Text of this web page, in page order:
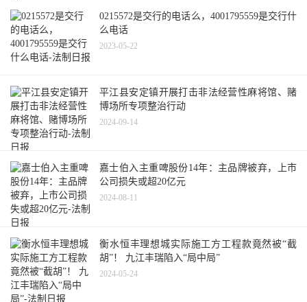
0215572是交行的电话么，4001795559是交行什
么电话
2023-05-22
平江县安定镇开展打击非法经营性麻将馆、赌
博场所专项整治行动
2024-09-14
嘉士伯入主重啤股份14年：主品牌被弃，上市
公司损失或超20亿元
2024-08-11
衡水恒丰理想城实际施工方工程款竟然被“截
胡”！ 九江丰瑞陷入“局中局”
2024-05-24